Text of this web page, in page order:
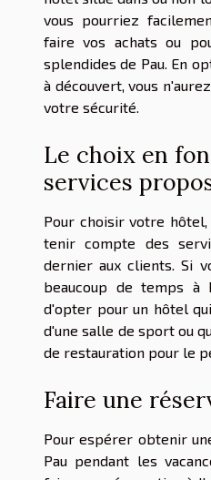
vous pourriez
faire vos achats ou
splendides de Pau. En
à découvert, vous
votre sécurité.
Le choix en
services
Pour choisir votre
tenir compte des
dernier aux clients. Si
beaucoup de temps à
d'opter pour un hôtel
d'une salle de sport ou
de restauration pour le
Faire une
Pour espérer obtenir
Pau pendant les